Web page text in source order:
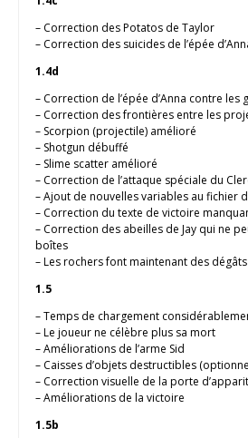
– Correction des Potatos de Taylor
– Correction des suicides de l’épée
1.4d
– Correction de l’épée d’Anna contre les
– Correction des frontières entre les
– Scorpion (projectile) amélioré
– Shotgun débuffé
– Slime scatter amélioré
– Correction de l’attaque spéciale du
– Ajout de nouvelles variables au fichier
– Correction du texte de victoire
– Correction des abeilles de Jay qui ne
boîtes
– Les rochers font maintenant des
1.5
– Temps de chargement
– Le joueur ne célèbre plus sa mort
– Améliorations de l’arme Sid
– Caisses d’objets destructibles
– Correction visuelle de la porte
– Améliorations de la victoire
1.5b